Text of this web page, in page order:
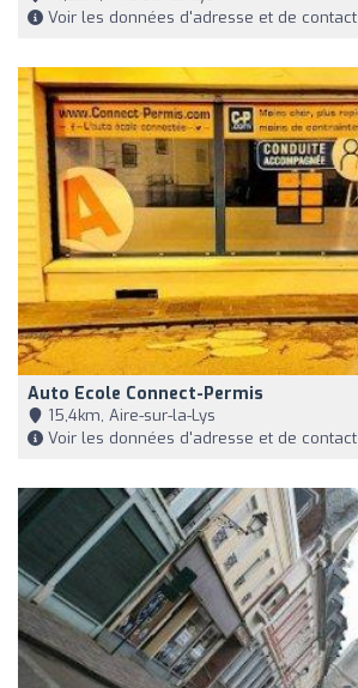
Voir les données d'adresse et de contact
Auto Ecole Connect-Permis
15,4km, Aire-sur-la-Lys
Voir les données d'adresse et de contact